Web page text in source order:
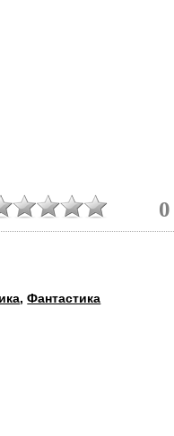
0
,Фантастика